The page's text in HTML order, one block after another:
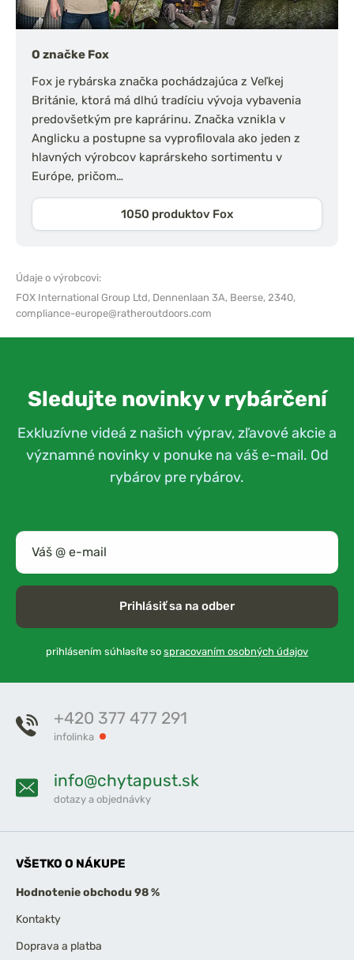
O značke Fox
Fox je rybárska značka pochádzajúca z Veľkej
Británie, ktorá má dlhú tradíciu vývoja vybavenia
predovšetkým pre kaprárinu. Značka vznikla v
Anglicku a postupne sa vyprofilovala ako jeden z
hlavných výrobcov kaprárskeho sortimentu v
Európe, pričom…
1050 produktov Fox
Údaje o výrobcovi:
FOX International Group Ltd, Dennenlaan 3A, Beerse, 2340,
compliance-europe@ratheroutdoors.com
Sledujte novinky v rybárčení
Exkluzívne videá z našich výprav, zľavové akcie a
významné novinky v ponuke na váš e-mail. Od
rybárov pre rybárov.
Prihlásiť sa na odber
prihlásením súhlasíte so spracovaním osobných údajov
+420 377 477 291
infolinka
info@chytapust.sk
dotazy a objednávky
VŠETKO O NÁKUPE
Hodnotenie obchodu 98 %
Kontakty
Doprava a platba